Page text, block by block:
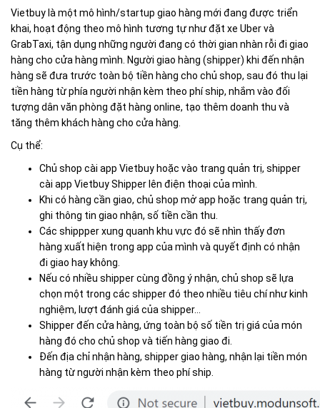
Vietbuy là một mô hình/startup giao hàng mới đang được triển
khai, hoạt động theo mô hình tương tự như đặt xe Uber và
GrabTaxi, tận dụng những người đang có thời gian nhàn rỗi đi giao
hàng cho cửa hàng mình. Người giao hàng (shipper) khi đến nhận
hàng sẽ đưa trước toàn bộ tiền hàng cho chủ shop, sau đó thu lại
tiền hàng từ phía người nhận kèm theo phí ship, nhắm vào đối
tượng dân văn phòng đặt hàng online, tạo thêm doanh thu và
tăng thêm khách hàng cho cửa hàng.
Cụ thể:
Chủ shop cài app Vietbuy hoặc vào trang quản trị, shipper
cài app Vietbuy Shipper lên điện thoại của mình.
Khi có hàng cần giao, chủ shop mở app hoặc trang quản trị,
ghi thông tin giao nhận, số tiền cần thu.
Các shippper xung quanh khu vực đó sẽ nhìn thấy đơn
hàng xuất hiện trong app của mình và quyết định có nhận
đi giao hay không.
Nếu có nhiều shipper cùng đồng ý nhận, chủ shop sẽ lựa
chọn một trong các shipper đó theo nhiều tiêu chí như kinh
nghiệm, lượt đánh giá của shipper…
Shipper đến cửa hàng, ứng toàn bộ số tiền trị giá của món
hàng đó cho chủ shop và tiến hàng giao đi.
Đến địa chỉ nhận hàng, shipper giao hàng, nhận lại tiền món
hàng từ người nhận kèm theo phí ship.